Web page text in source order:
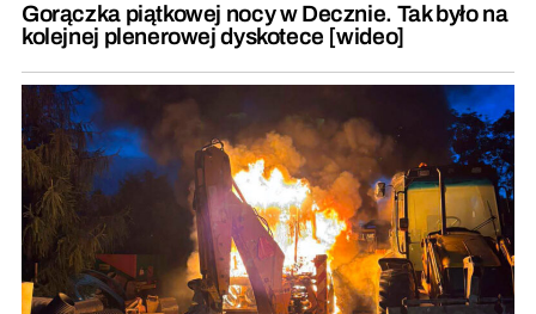
Gorączka piątkowej nocy w Decznie. Tak było na
kolejnej plenerowej dyskotece [wideo]